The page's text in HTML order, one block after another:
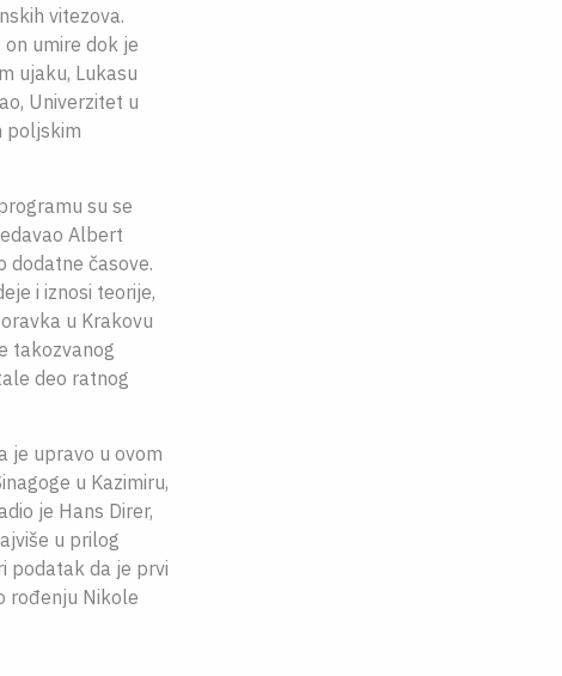
vitezova.
umire dok je
ujaku, Lukasu
Univerzitet u
poljskim
su se
Albert
dodatne časove.
i iznosi teorije,
u Krakovu
takozvanog
deo ratnog
je upravo u ovom
u Kazimiru,
je Hans Direr,
u prilog
podatak da je prvi
rođenju Nikole